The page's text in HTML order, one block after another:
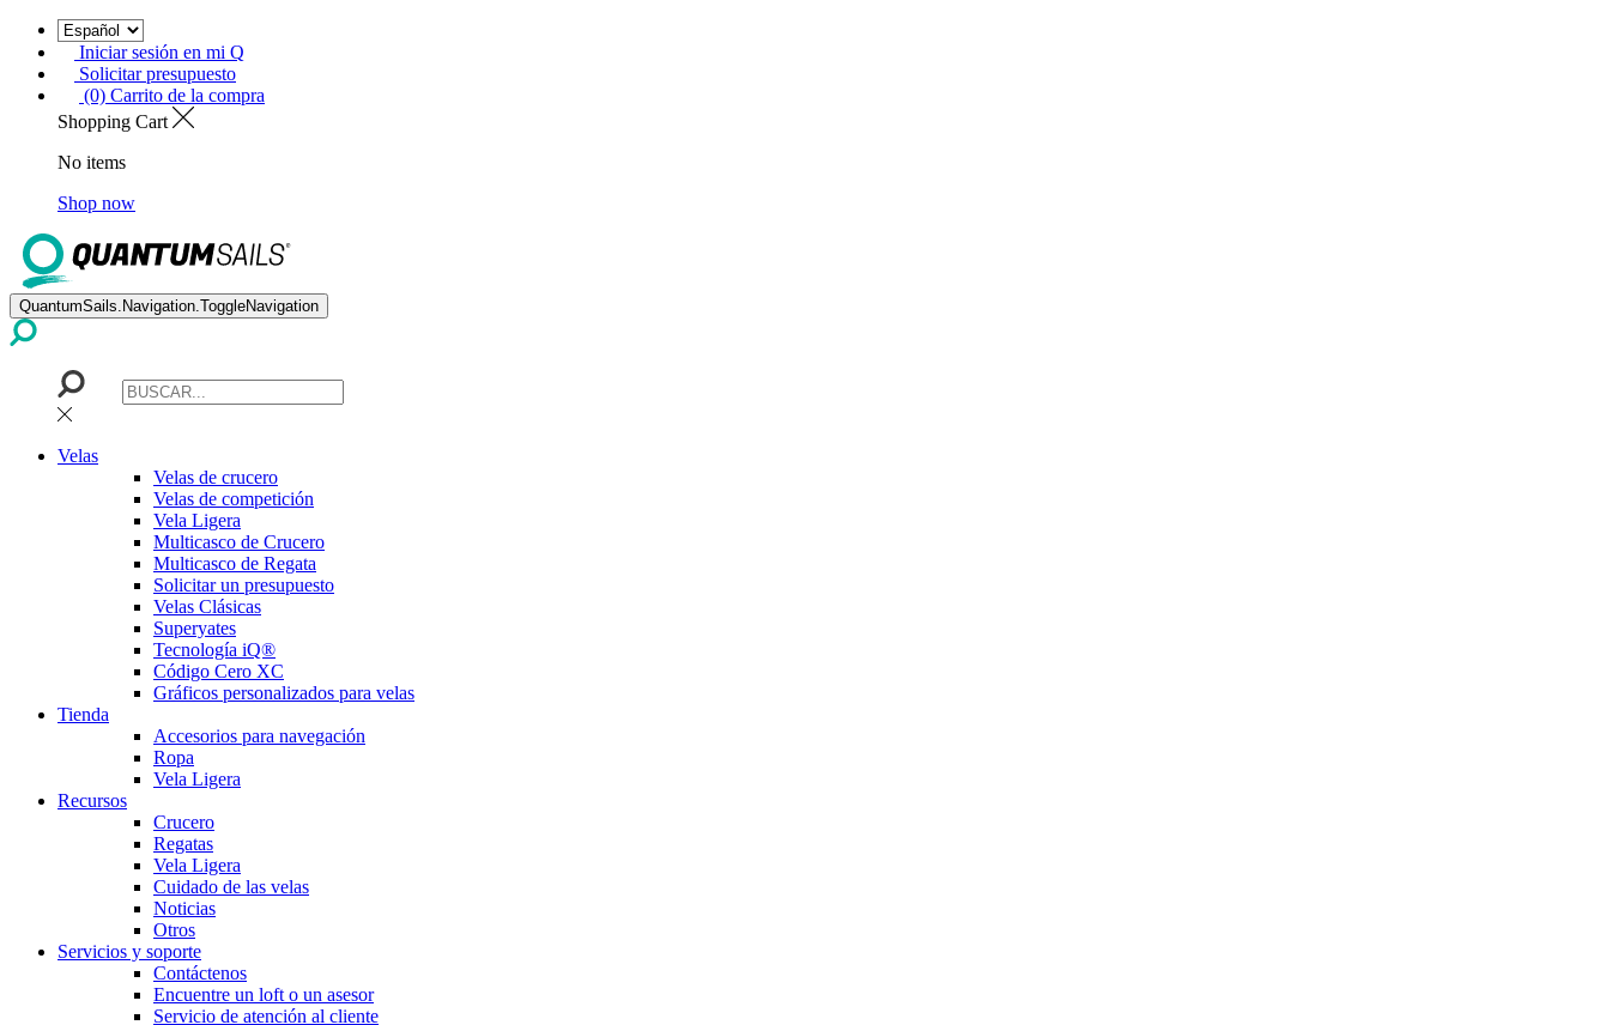
Iniciar sesión en mi Q
Solicitar presupuesto
(0) Carrito de la compra
Shopping Cart
No items
Shop now
QuantumSails.Navigation.ToggleNavigation
Velas
Velas de crucero
Velas de competición
Vela Ligera
Multicasco de Crucero
Multicasco de Regata
Solicitar un presupuesto
Velas Clásicas
Superyates
Tecnología iQ®
Código Cero XC
Gráficos personalizados para velas
Tienda
Accesorios para navegación
Ropa
Vela Ligera
Recursos
Crucero
Regatas
Vela Ligera
Cuidado de las velas
Noticias
Otros
Servicios y soporte
Contáctenos
Encuentre un loft o un asesor
Servicio de atención al cliente